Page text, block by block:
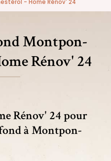
- Home Rénov' 24
Montpon-
Rénov' 24
Rénov' 24 pour
à Montpon-